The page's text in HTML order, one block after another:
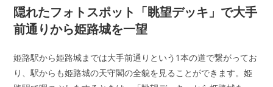
隠れたフォトスポット「眺望デッキ」で大手
前通りから姫路城を一望
姫路駅から姫路城までは大手前通りという1本の道で繋がってお
り、駅からも姫路城の天守閣の全貌を見ることができます。姫